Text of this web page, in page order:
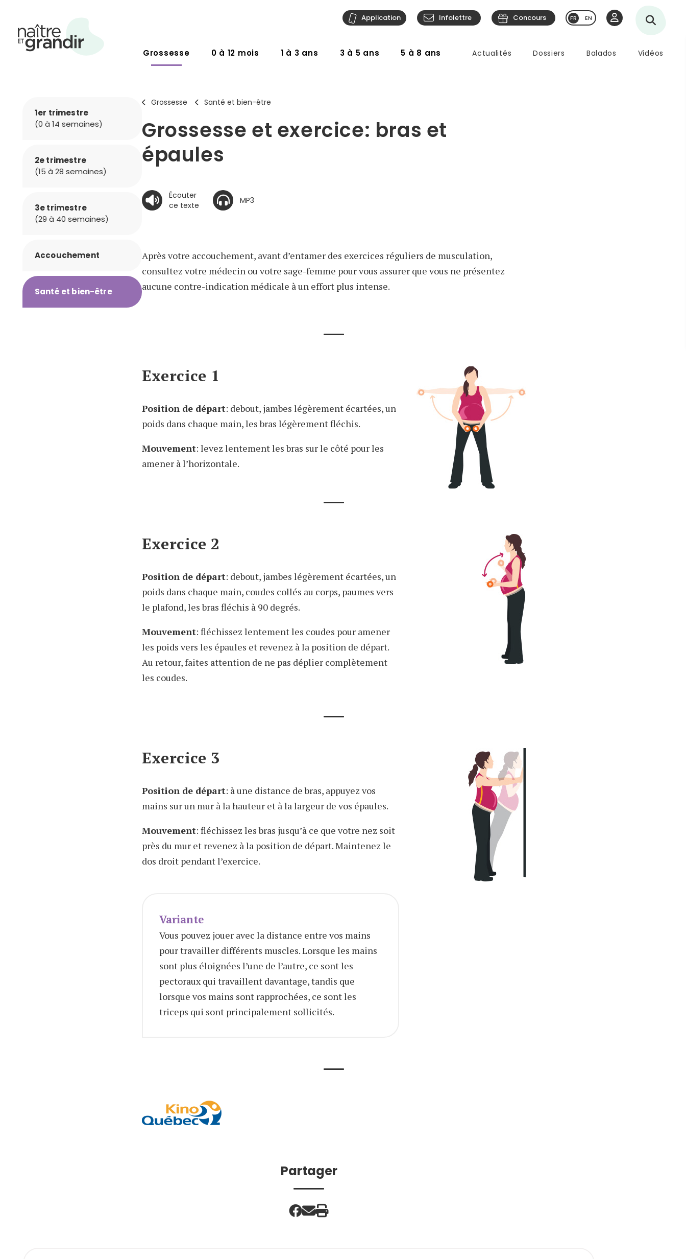
Grossesse 0 à 12 mois 1 à 3 ans 3 à 5 ans 5 à 8 ans Actualités Dossiers Balados Vidéos
Application Infolettre Concours EN
Grossesse Santé et bien-être
Grossesse et exercice: bras et
épaules
Écouter
ce texte
MP3
Après votre accouchement, avant d’entamer des exercices réguliers de musculation,
consultez votre médecin ou votre sage-femme pour vous assurer que vous ne présentez
aucune contre-indication médicale à un effort plus intense.
Exercice 1
Position de départ: debout, jambes légèrement écartées, un
poids dans chaque main, les bras légèrement fléchis.
Mouvement: levez lentement les bras sur le côté pour les
amener à l’horizontale.
Exercice 2
Position de départ: debout, jambes légèrement écartées, un
poids dans chaque main, coudes collés au corps, paumes vers
le plafond, les bras fléchis à 90 degrés.
Mouvement: fléchissez lentement les coudes pour amener
les poids vers les épaules et revenez à la position de départ.
Au retour, faites attention de ne pas déplier complètement
les coudes.
Exercice 3
Position de départ: à une distance de bras, appuyez vos
mains sur un mur à la hauteur et à la largeur de vos épaules.
Mouvement: fléchissez les bras jusqu’à ce que votre nez soit
près du mur et revenez à la position de départ. Maintenez le
dos droit pendant l’exercice.
Variante
Vous pouvez jouer avec la distance entre vos mains
pour travailler différents muscles. Lorsque les mains
sont plus éloignées l’une de l’autre, ce sont les
pectoraux qui travaillent davantage, tandis que
lorsque vos mains sont rapprochées, ce sont les
triceps qui sont principalement sollicités.
Partager
1er trimestre
(0 à 14 semaines)
2e trimestre
(15 à 28 semaines)
3e trimestre
(29 à 40 semaines)
Accouchement
Santé et bien-être